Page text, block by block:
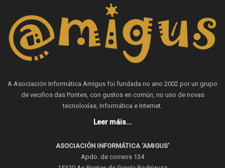
A Asociación Informática Amigus foi fundada no ano 2002 por un grupo
de veciños das Pontes, con gustos en común, no uso de novas
tecnoloxías, Informática e Internet.
Leer máis...
ASOCIACIÓN INFORMÁTICA ‘AMIGUS’
Apdo. de correos 134